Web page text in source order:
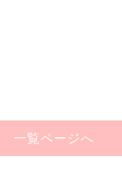
一覧ページへ